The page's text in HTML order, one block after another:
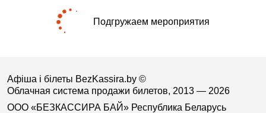
Подгружаем мероприятия
Афіша і білеты BezKassira.by ©
Облачная система продажи билетов, 2013 — 2026
ООО «БЕЗКАССИРА БАЙ» Республика Беларусь